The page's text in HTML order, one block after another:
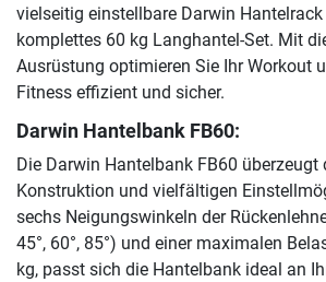
vielseitig einstellbare Darwin Hantelrack
komplettes 60 kg Langhantel-Set. Mit
Ausrüstung optimieren Sie Ihr Workout
Fitness effizient und sicher.
Darwin Hantelbank FB60:
Die Darwin Hantelbank FB60 überzeugt
Konstruktion und vielfältigen
sechs Neigungswinkeln der Rückenlehne
45°, 60°, 85°) und einer maximalen
kg, passt sich die Hantelbank ideal an